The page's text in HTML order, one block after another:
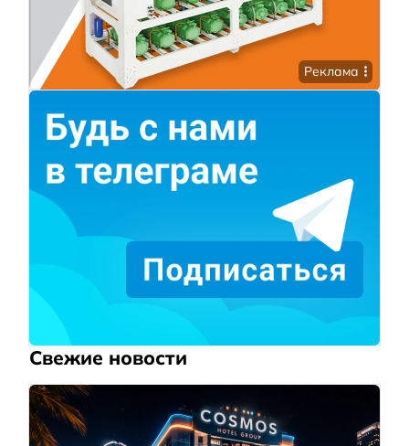
Реклама
Свежие новости